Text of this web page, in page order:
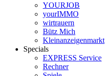
YOURJOB
yourIMMO
wirtrauern
Bütz Mich
Kleinanzeigenmarkt
Specials
EXPRESS Service
Rechner